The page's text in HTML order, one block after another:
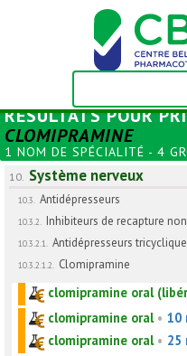
RÉSULTATS POUR
CLOMIPRAMINE
1 NOM DE SPÉCIALITÉ - 4
10. Système nerveux
10.3. Antidépresseurs
10.3.2. Inhibiteurs de recapture
10.3.2.1. Antidépresseurs
10.3.2.1.2. Clomipramine
clomipramine oral
clomipramine oral• 10
clomipramine oral• 25